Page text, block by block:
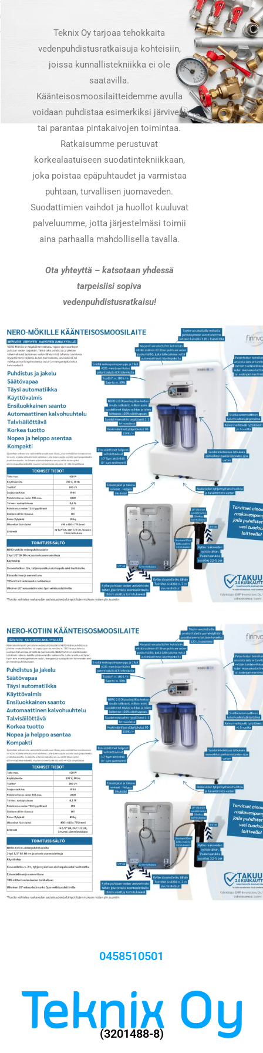
Teknix Oy tarjoaa tehokkaita
vedenpuhdistusratkaisuja kohteisiin,
joissa kunnallistekniikka ei ole
saatavilla.
Käänteisosmoosilaitteidemme avulla
voidaan puhdistaa esimerkiksi järvivesi
tai parantaa pintakaivojen toimintaa.
Ratkaisumme perustuvat
korkealaatuiseen suodatintekniikkaan,
joka poistaa epäpuhtaudet ja varmistaa
puhtaan, turvallisen juomaveden.
Suodattimien vaihdot ja huollot kuuluvat
palveluumme, jotta järjestelmäsi toimii
aina parhaalla mahdollisella tavalla.
Ota yhteyttä – katsotaan yhdessä
tarpeisiisi sopiva
vedenpuhdistusratkaisu!
0458510501
(3201488-8)